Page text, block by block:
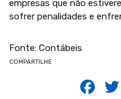
empresas que não
sofrer penalidades e
Fonte: Contábeis
COMPARTILHE